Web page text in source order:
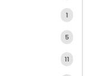
1
5
11